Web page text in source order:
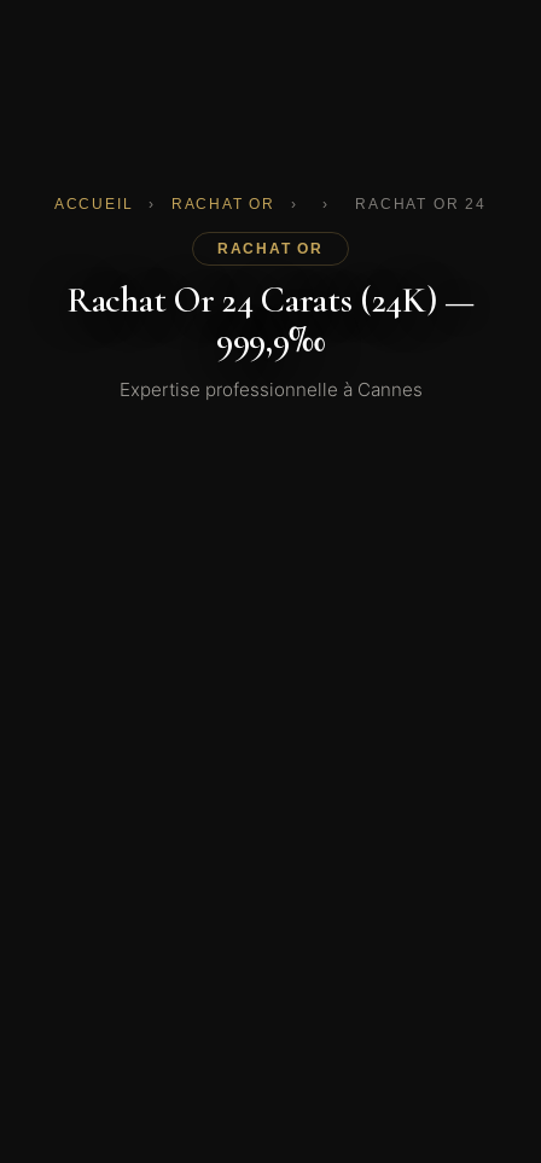
ACCUEIL › RACHAT OR › › RACHAT OR 24
RACHAT OR
Rachat Or 24 Carats (24K) —
999,9‰
Expertise professionnelle à Cannes